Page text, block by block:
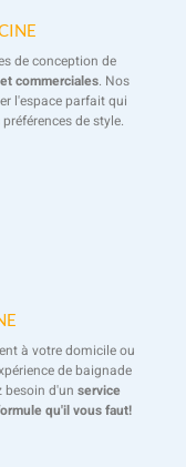
de conception de
commerciales. Nos
l'espace parfait qui
de style.
à votre domicile ou
de baignade
besoin d'un service
qu'il vous faut!